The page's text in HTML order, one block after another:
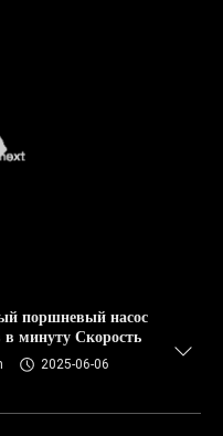
поршневый насос
в минуту Скорость
2025-06-06